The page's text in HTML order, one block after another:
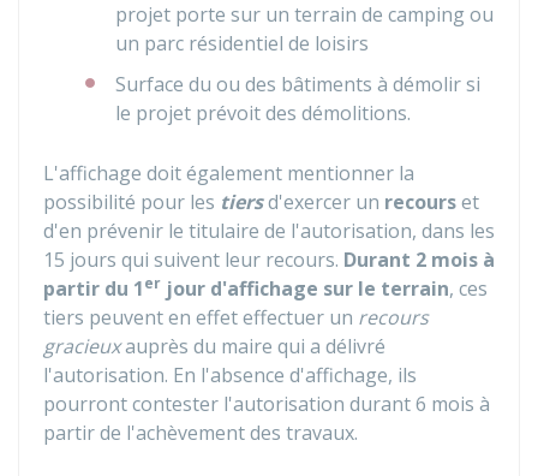
projet porte sur un terrain de camping ou
un parc résidentiel de loisirs
Surface du ou des bâtiments à démolir si
le projet prévoit des démolitions.
L'affichage doit également mentionner la
possibilité pour les tiersd'exercer un recourset
d'en prévenir le titulaire de l'autorisation, dans les
15 jours qui suivent leur recours. Durant 2 mois à
partir du 1er jour d'affichage sur le terrain, ces
tiers peuvent en effet effectuer un recours
gracieuxauprès du maire qui a délivré
l'autorisation. En l'absence d'affichage, ils
pourront contester l'autorisation durant 6 mois à
partir de l'achèvement des travaux.